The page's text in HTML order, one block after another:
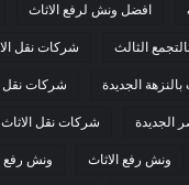
افضل ونش لرفع الاثاث
الثالث شركات نقل
الجديدة شركات نقل
الجديدة شركات نقل
ونش رفع الاثاث ونش رفع